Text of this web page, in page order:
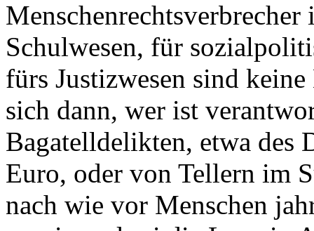
Schulwesen, für
fürs Justizwesen sind
sich dann, wer ist
Bagatelldelikten, etwa des
Euro, oder von Tellern im
nach wie vor Menschen